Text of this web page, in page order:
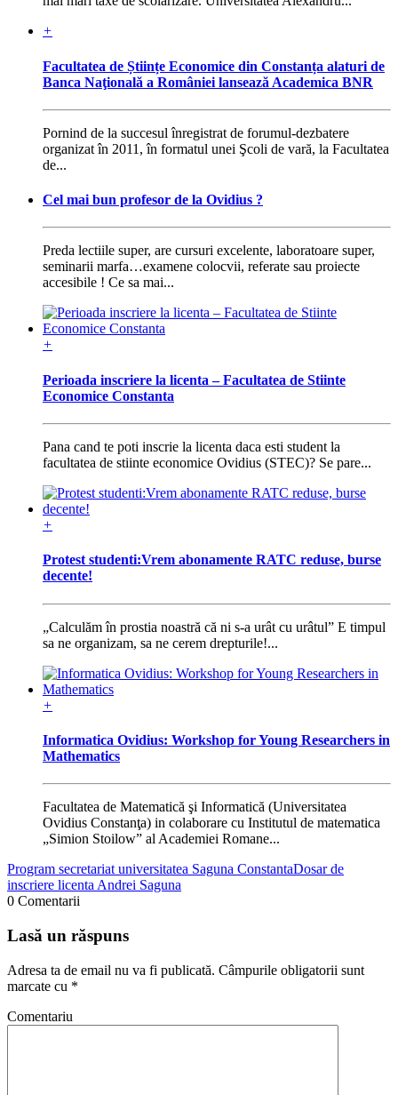
+
Facultatea de Științe Economice din Constanța alaturi de
Banca Naţională a României lansează Academica BNR
Pornind de la succesul înregistrat de forumul-dezbatere
organizat în 2011, în formatul unei Şcoli de vară, la Facultatea
de...
Cel mai bun profesor de la Ovidius ?
Preda lectiile super, are cursuri excelente, laboratoare super,
seminarii marfa…examene colocvii, referate sau proiecte
accesibile ! Ce sa mai...
+
Perioada inscriere la licenta – Facultatea de Stiinte
Economice Constanta
Pana cand te poti inscrie la licenta daca esti student la
facultatea de stiinte economice Ovidius (STEC)? Se pare...
+
Protest studenti:Vrem abonamente RATC reduse, burse
decente!
„Calculăm în prostia noastră că ni s-a urât cu urâtul” E timpul
sa ne organizam, sa ne cerem drepturile!...
+
Informatica Ovidius: Workshop for Young Researchers in
Mathematics
Facultatea de Matematică şi Informatică (Universitatea
Ovidius Constanţa) in colaborare cu Institutul de matematica
„Simion Stoilow” al Academiei Romane...
Program secretariat universitatea Saguna ConstantaDosar de
inscriere licenta Andrei Saguna
0 Comentarii
Lasă un răspuns
Adresa ta de email nu va fi publicată. Câmpurile obligatorii sunt
marcate cu *
Comentariu